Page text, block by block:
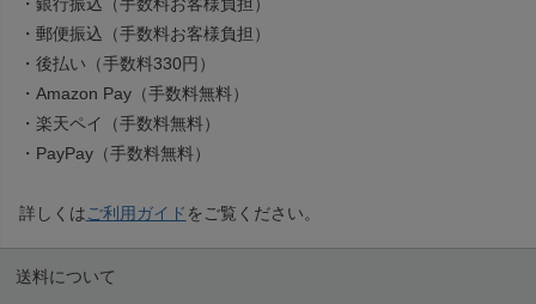
・銀行振込（手数料お客様負担）
・郵便振込（手数料お客様負担）
・後払い（手数料330円）
・Amazon Pay（手数料無料）
・楽天ペイ（手数料無料）
・PayPay（手数料無料）
詳しくはご利用ガイド をご覧ください。
送料について